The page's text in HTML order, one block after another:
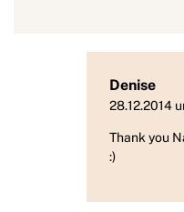
Denise
28.12.2014
Thank you
:)